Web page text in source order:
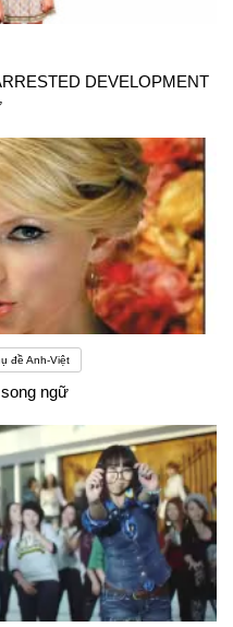
DEVELOPMENT
đề Anh-Việt
ngữ